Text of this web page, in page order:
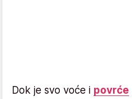
Dok je svo voće i povrće